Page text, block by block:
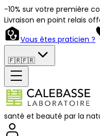
-10% sur votre première
Livraison en point relais
Vous êtes praticien ?
🇫🇷🇫🇷
santé et beauté par la